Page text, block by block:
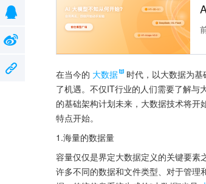
在当今的 大数据 时代，以大数据为基
了机遇。不仅IT行业的人们需要了解与
的基础架构计划未来，大数据技术将
特点开始。
1.海量的数据量
容量仅仅是界定大数据定义的关键要素
许多不同的数据和文件类型、对于管理